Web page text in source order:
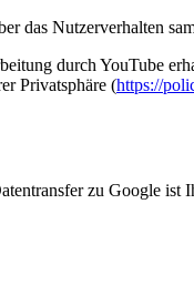
das Nutzerverhalten
durch YouTube
Privatsphäre (https://
zu Google